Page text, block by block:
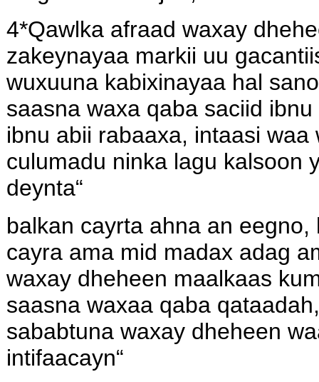
4*Qawlka afraad waxay
zakeynayaa markii uu
wuxuuna kabixinayaa hal
saasna waxa qaba saciid
ibnu abii rabaaxa, intaasi waa
culumadu ninka lagu kalsoon
deynta“
balkan cayrta ahna an
cayra ama mid madax adag
waxay dheheen maalkaas
saasna waxaa qaba
sababtuna waxay dheheen
intifaacayn“